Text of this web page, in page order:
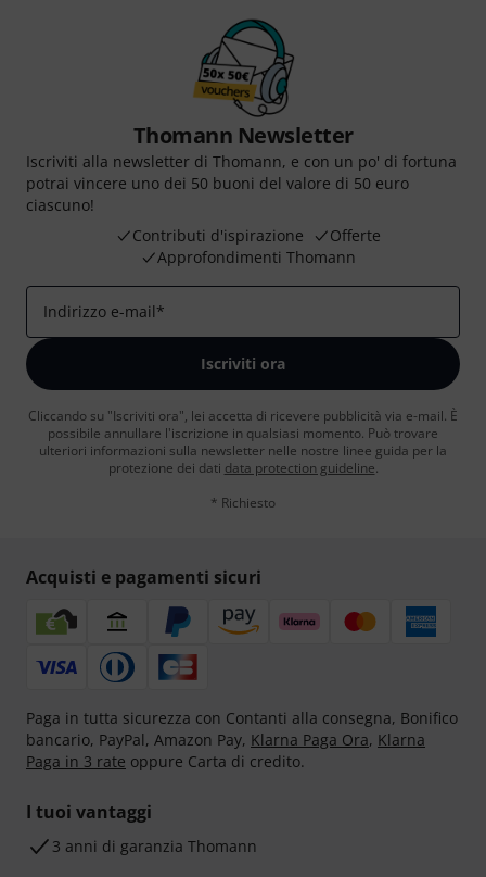
Thomann Newsletter
Iscriviti alla newsletter di Thomann, e con un po' di fortuna
potrai vincere uno dei 50 buoni del valore di 50 euro
ciascuno!
Contributi d'ispirazione
Offerte
Approfondimenti Thomann
Indirizzo e-mail*
Iscriviti ora
Cliccando su "Iscriviti ora", lei accetta di ricevere pubblicità via e-mail. È
possibile annullare l'iscrizione in qualsiasi momento. Può trovare
ulteriori informazioni sulla newsletter nelle nostre linee guida per la
protezione dei dati data protection guideline.
* Richiesto
Acquisti e pagamenti sicuri
Paga in tutta sicurezza con Contanti alla consegna, Bonifico
bancario, PayPal, Amazon Pay, Klarna Paga Ora, Klarna
Paga in 3 rate oppure Carta di credito.
I tuoi vantaggi
3 anni di garanzia Thomann